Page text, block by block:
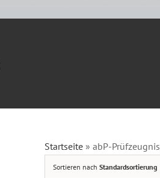
Startseite » abP-Prüfzeugnis
Sortieren nach Standardsortierung